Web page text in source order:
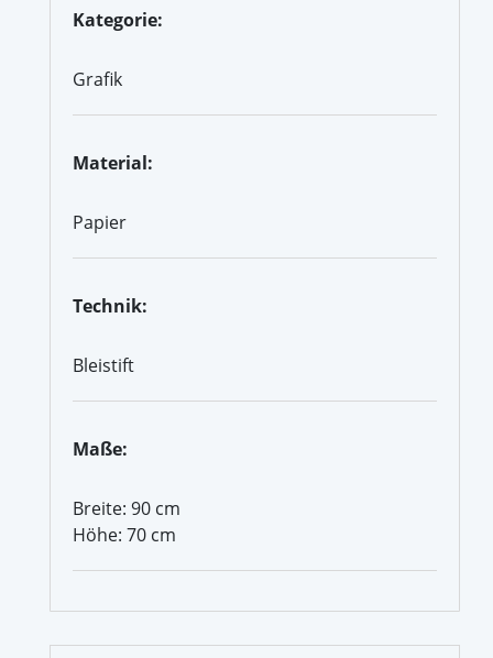
Kategorie:
Grafik
Material:
Papier
Technik:
Bleistift
Maße:
Breite: 90 cm
Höhe: 70 cm